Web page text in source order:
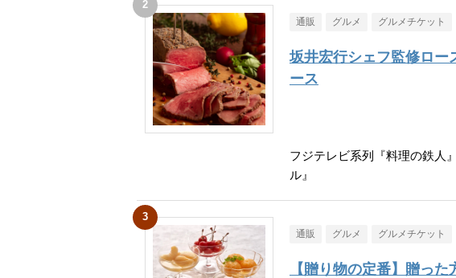
通販 グルメ グルメチケット
坂井宏行シェフ監修ロー
ース
フジテレビ系列『料理の鉄人
ル』
通販 グルメ グルメチケット
【贈り物の定番】贈っ